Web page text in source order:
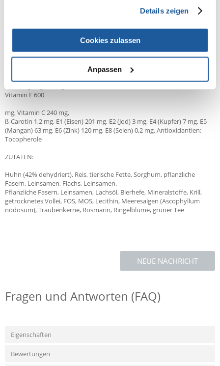
Details zeigen
Cookies zulassen
Anpassen
Eiweiß 32,0%, Fettgehalt 22,0%, Rohfaser 3,0%, Rohasche 6,5%, Calcium
1,2%, Phosphor 0,9%, Omega-3-Fettsäuren 1,1%, EPA 0,1%, DHA 0,1%
Vitamin E 600
mg, Vitamin C 240 mg,
ß-Carotin 1,2 mg, E1 (Eisen) 201 mg, E2 (Jod) 3 mg, E4 (Kupfer) 7 mg, E5
(Mangan) 63 mg, E6 (Zink) 120 mg, E8 (Selen) 0,2 mg, Antioxidantien:
Tocopherole
ZUTATEN:
Huhn (42% dehydriert), Reis, tierische Fette, Sorghum, pflanzliche
Fasern, Leinsamen, Flachs, Leinsamen.
Pflanzliche Fasern, Leinsamen, Lachsöl, Bierhefe, Mineralstoffe, Krill,
getrocknetes Vollei, FOS, MOS, Lecithin, Meeresalgen (Ascophyllum
nodosum), Traubenkerne, Rosmarin, Ringelblume, grüner Tee
NEUE NACHRICHT
Fragen und Antworten (FAQ)
Eigenschaften
Bewertungen